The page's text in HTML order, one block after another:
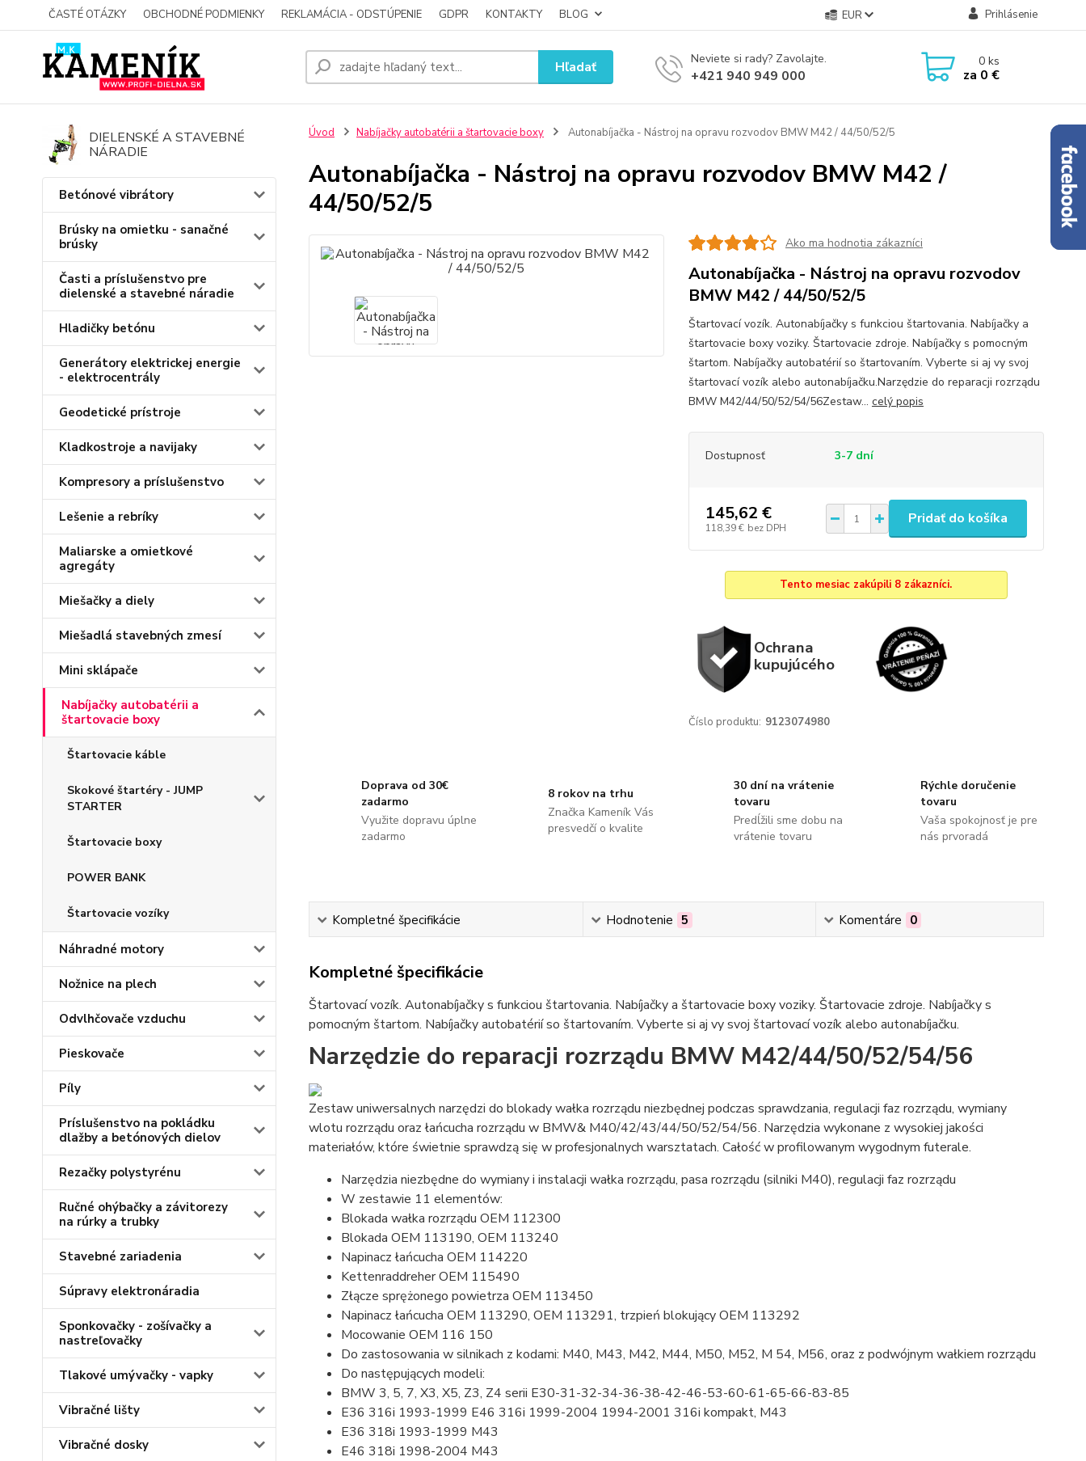
ČASTÉ OTÁZKY OBCHODNÉ PODMIENKY REKLAMÁCIA - ODSTÚPENIE GDPR KONTAKTY BLOG EUR Prihlásenie
Hľadať Neviete si rady? Zavolajte.
+421 940 949 000
0ks
za 0 €
DIELENSKÉ A STAVEBNÉ
NÁRADIE
Betónové vibrátory
Brúsky na omietku - sanačné
brúsky
Časti a príslušenstvo pre
dielenské a stavebné náradie
Hladičky betónu
Generátory elektrickej energie
- elektrocentrály
Geodetické prístroje
Kladkostroje a navijaky
Kompresory a príslušenstvo
Lešenie a rebríky
Maliarske a omietkové
agregáty
Miešačky a diely
Miešadlá stavebných zmesí
Mini sklápače
Nabíjačky autobatérii a
štartovacie boxy
Štartovacie káble
Skokové štartéry - JUMP
STARTER
Štartovacie boxy
POWER BANK
Štartovacie vozíky
Náhradné motory
Nožnice na plech
Odvlhčovače vzduchu
Pieskovače
Píly
Príslušenstvo na pokládku
dlažby a betónových dielov
Rezačky polystyrénu
Ručné ohýbačky a závitorezy
na rúrky a trubky
Stavebné zariadenia
Súpravy elektronáradia
Sponkovačky - zošívačky a
nastreľovačky
Tlakové umývačky - vapky
Vibračné lišty
Vibračné dosky
Úvod Nabíjačky autobatérii a štartovacie boxy Autonabíjačka - Nástroj na opravu rozvodov BMW M42 / 44/50/52/5
Autonabíjačka - Nástroj na opravu rozvodov BMW M42 /
44/50/52/5
Ako ma hodnotia zákazníci
Autonabíjačka - Nástroj na opravu rozvodov
BMW M42 / 44/50/52/5
Štartovací vozík. Autonabíjačky s funkciou štartovania. Nabíjačky a
štartovacie boxy voziky. Štartovacie zdroje. Nabíjačky s pomocným
štartom. Nabíjačky autobatérií so štartovaním. Vyberte si aj vy svoj
štartovací vozík alebo autonabíjačku.Narzędzie do reparacji rozrządu
BMW M42/44/50/52/54/56Zestaw... celý popis
Dostupnosť 3-7 dní
145,62 €
118,39 € bez DPH
Pridať do košíka
Tento mesiac zakúpili 8 zákazníci.
Ochrana
kupujúcého
Číslo produktu: 9123074980
Doprava od 30€
zadarmo
Využite dopravu úplne
zadarmo
8 rokov na trhu
Značka Kameník Vás
presvedčí o kvalite
30 dní na vrátenie
tovaru
Predĺžili sme dobu na
vrátenie tovaru
Rýchle doručenie
tovaru
Vaša spokojnosť je pre
nás prvoradá
Kompletné špecifikácie Hodnotenie 5 Komentáre 0
Kompletné špecifikácie
Štartovací vozík. Autonabíjačky s funkciou štartovania. Nabíjačky a štartovacie boxy voziky. Štartovacie zdroje. Nabíjačky s
pomocným štartom. Nabíjačky autobatérií so štartovaním. Vyberte si aj vy svoj štartovací vozík alebo autonabíjačku.
Narzędzie do reparacji rozrządu BMW M42/44/50/52/54/56
Zestaw uniwersalnych narzędzi do blokady wałka rozrządu niezbędnej podczas sprawdzania, regulacji faz rozrządu, wymiany
wlotu rozrządu oraz łańcucha rozrządu w BMW& M40/42/43/44/50/52/54/56. Narzędzia wykonane z wysokiej jakości
materiałów, które świetnie sprawdzą się w profesjonalnych warsztatach. Całość w profilowanym wygodnym futerale.
Narzędzia niezbędne do wymiany i instalacji wałka rozrządu, pasa rozrządu (silniki M40), regulacji faz rozrządu
W zestawie 11 elementów:
Blokada wałka rozrządu OEM 112300
Blokada OEM 113190, OEM 113240
Napinacz łańcucha OEM 114220
Kettenraddreher OEM 115490
Złącze sprężonego powietrza OEM 113450
Napinacz łańcucha OEM 113290, OEM 113291, trzpień blokujący OEM 113292
Mocowanie OEM 116 150
Do zastosowania w silnikach z kodami: M40, M43, M42, M44, M50, M52, M 54, M56, oraz z podwójnym wałkiem rozrządu
Do następujących modeli:
BMW 3, 5, 7, X3, X5, Z3, Z4 serii E30-31-32-34-36-38-42-46-53-60-61-65-66-83-85
E36 316i 1993-1999 E46 316i 1999-2004 1994-2001 316i kompakt, M43
E36 318i 1993-1999 M43
E46 318i 1998-2004 M43